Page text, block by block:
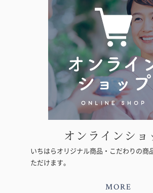
オンラインショ
いちはらオリジナル商品・こだわりの商
ただけます。
MORE